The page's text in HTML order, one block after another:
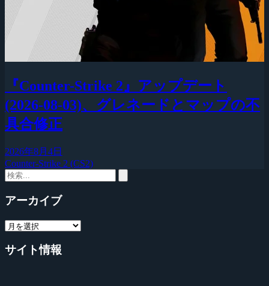
『Counter-Strike 2』アップデート
(2026-08-03)、グレネードとマップの不
具合修正
2026年8月4日
Counter-Strike 2 (CS2)
アーカイブ
サイト情報